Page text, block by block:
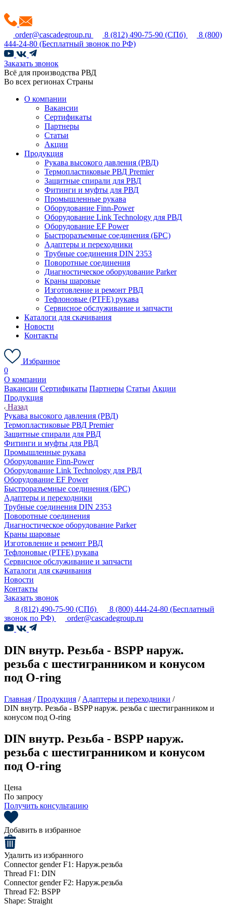
order@cascadegroup.ru 8 (812) 490-75-90 (СПб)
8 (800)
444-24-80 (Бесплатный звонок по РФ)
Заказать звонок
Всё для производства РВД
Во всех регионах Страны
О компании
Вакансии
Сертификаты
Партнеры
Статьи
Акции
Продукция
Рукава высокого давления (РВД)
Термопластиковые РВД Premier
Защитные спирали для РВД
Фитинги и муфты для РВД
Промышленные рукава
Оборудование Finn-Power
Оборудование Link Technology для РВД
Оборудование EF Power
Быстроразъемные соединения (БРС)
Адаптеры и переходники
Трубные соединения DIN 2353
Поворотные соединения
Диагностическое оборудование Parker
Краны шаровые
Изготовление и ремонт РВД
Тефлоновые (PTFE) рукава
Сервисное обслуживание и запчасти
Каталоги для скачивания
Новости
Контакты
Избранное
0
О компании
Вакансии Сертификаты Партнеры Статьи Акции
Продукция
Назад
Рукава высокого давления (РВД)
Термопластиковые РВД Premier
Защитные спирали для РВД
Фитинги и муфты для РВД
Промышленные рукава
Оборудование Finn-Power
Оборудование Link Technology для РВД
Оборудование EF Power
Быстроразъемные соединения (БРС)
Адаптеры и переходники
Трубные соединения DIN 2353
Поворотные соединения
Диагностическое оборудование Parker
Краны шаровые
Изготовление и ремонт РВД
Тефлоновые (PTFE) рукава
Сервисное обслуживание и запчасти
Каталоги для скачивания
Новости
Контакты
Заказать звонок
8 (812) 490-75-90 (СПб) 8 (800) 444-24-80 (Бесплатный
звонок по РФ)
order@cascadegroup.ru
DIN внутр. Резьба - BSPP наруж.
резьба с шестигранником и конусом
под O-ring
Главная /Продукция / Адаптеры и переходники /
DIN внутр. Резьба - BSPP наруж. резьба с шестигранником и
конусом под O-ring
DIN внутр. Резьба - BSPP наруж.
резьба с шестигранником и конусом
под O-ring
Цена
По запросу
Получить консультацию
Добавить в избранное
Удалить из избранного
Connector gender F1: Наруж.резьба
Thread F1: DIN
Connector gender F2: Наруж.резьба
Thread F2: BSPP
Shape: Straight